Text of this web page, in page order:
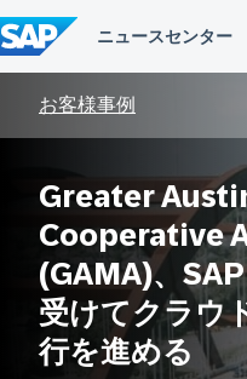
ン
テ
ン
お客様事例
Greater
Cooperative
(GAMA)、
受けてクラウ
行を進める